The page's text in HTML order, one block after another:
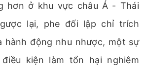
hơn ở khu vực châu Á - Thái
lại, phe đối lập chỉ trích
hành động nhu nhược, một sự
kiện làm tổn hại nghiêm